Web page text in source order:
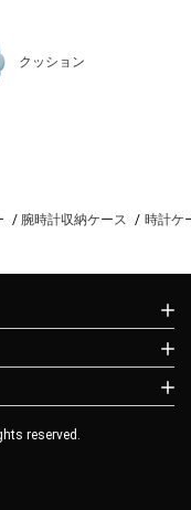
クッション
腕時計収納ケース 時計ケ
reserved.